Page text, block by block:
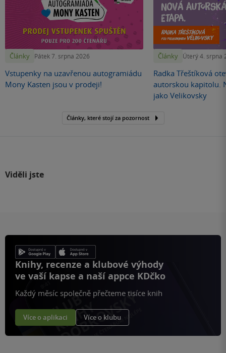
Články Pátek 7. srpna 2026
Vstupenky na uzavřenou autogramiádu
Mony Kasten jsou v prodeji!
Články Úterý 4. srpna
Radka Třeštíková
autorskou kapitolu.
jako Velikovsky
Články, které stojí za pozornost
Viděli jste
Knihy, recenze a klubové výhody
ve vaší kapse a naší appce KDčko
Každý měsíc společně přečteme tisíce knih
Více o aplikaci Více o klubu